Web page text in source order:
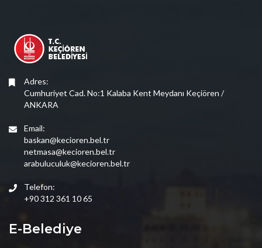
Adres:
Cumhuriyet Cad. No:1 Kalaba Kent Meydanı Keçiören /
ANKARA
Email:
baskan@kecioren.bel.tr
netmasa@kecioren.bel.tr
arabuluculuk@kecioren.bel.tr
Telefon:
+90 312 361 10 65
E-Belediye